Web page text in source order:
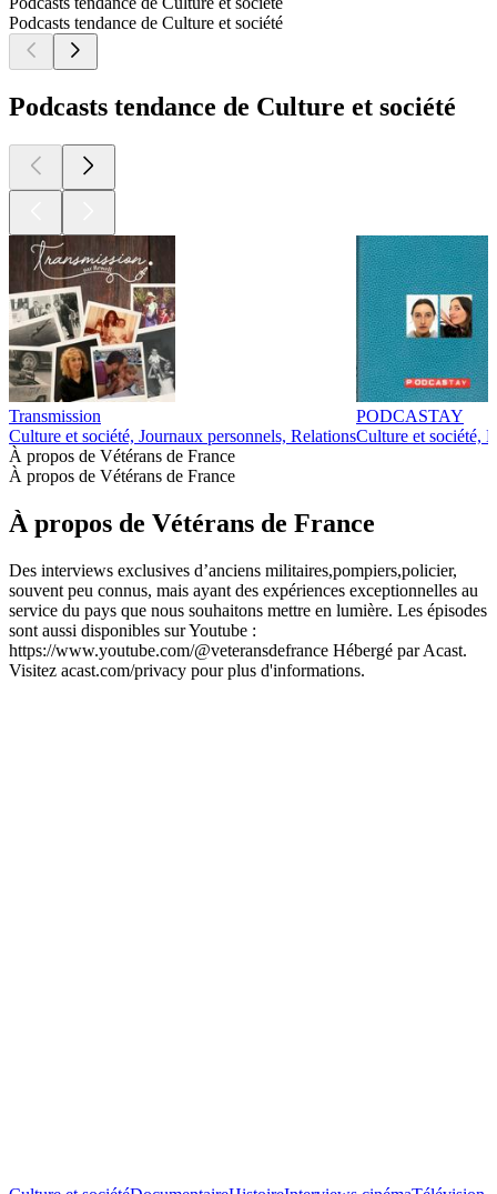
Podcasts tendance de Culture et société
Podcasts tendance de Culture et société
Transmission
Culture et société, Journaux personnels, Relations
PODCASTAY
Culture et société,
À propos de Vétérans de France
À propos de Vétérans de France
À propos de Vétérans de France
Des interviews exclusives d’anciens militaires,pompiers,policier,
souvent peu connus, mais ayant des expériences exceptionnelles au
service du pays que nous souhaitons mettre en lumière. Les épisodes
sont aussi disponibles sur Youtube :
https://www.youtube.com/@veteransdefrance Hébergé par Acast.
Visitez acast.com/privacy pour plus d'informations.